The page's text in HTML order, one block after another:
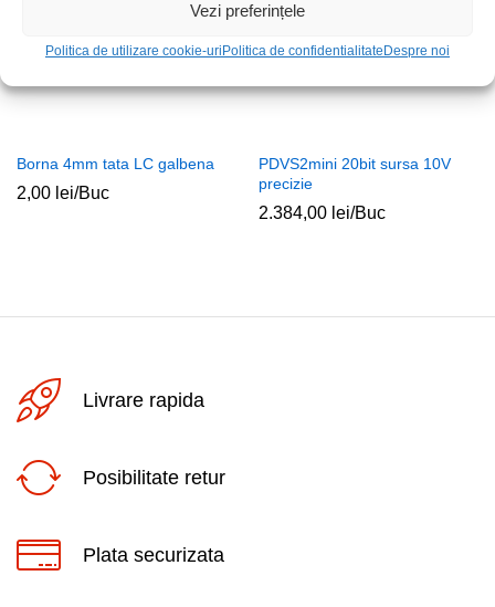
Vezi preferințele
Politica de utilizare cookie-uriPolitica de confidentialitateDespre noi
Borna 4mm tata LC galbena
2,00 lei/Buc
PDVS2mini 20bit sursa 10V
precizie
2.384,00 lei/Buc
Livrare rapida
Posibilitate retur
Plata securizata